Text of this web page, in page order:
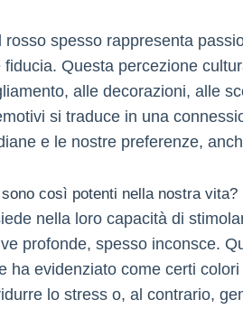
rosso spesso rappresenta
Questa percezione
alle decorazioni, alle
si traduce in una
e le nostre preferenze,
così potenti nella nostra vita?
nella loro capacità di
profonde, spesso inconsce.
ha evidenziato come certi
lo stress o, al contrario,